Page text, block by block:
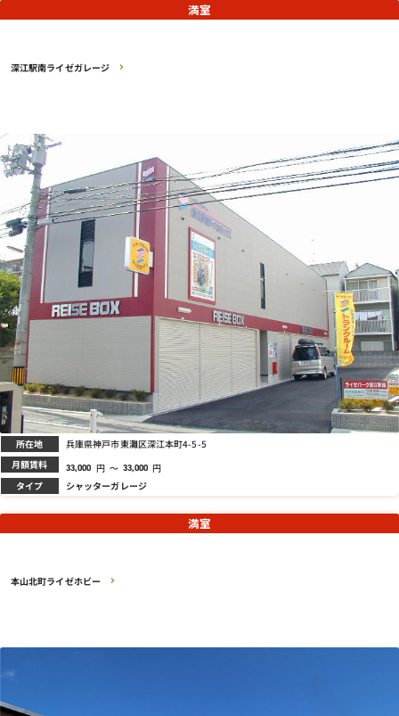
深江駅南ライゼガレージ
満室
所在地 兵庫県神戸市東灘区深江本町4-5-5
月額賃料 33,000 円 ～ 33,000 円
タイプ シャッターガレージ
本山北町ライゼホビー
満室